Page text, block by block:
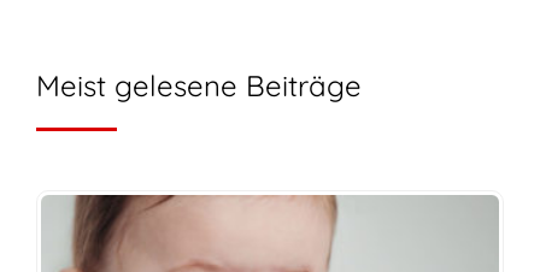
Meist gelesene Beiträge